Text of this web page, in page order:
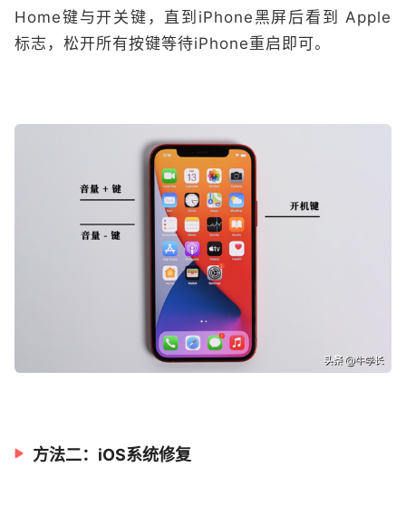
Home键与开关键，直到iPhone黑屏后看到 Apple
标志，松开所有按键等待iPhone重启即可。
方法二：iOS系统修复